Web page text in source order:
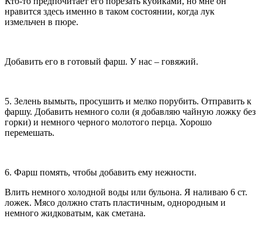
нравится здесь именно в таком состоянии, когда лук
измельчен в пюре.
Добавить его в готовый фарш. У нас – говяжий.
5. Зелень вымыть, просушить и мелко порубить. Отправить к
фаршу. Добавить немного соли (я добавляю чайную ложку без
горки) и немного черного молотого перца. Хорошо
перемешать.
6. Фарш помять, чтобы добавить ему нежности.
Влить немного холодной воды или бульона. Я наливаю 6 ст.
ложек. Мясо должно стать пластичным, однородным и
немного жидковатым, как сметана.